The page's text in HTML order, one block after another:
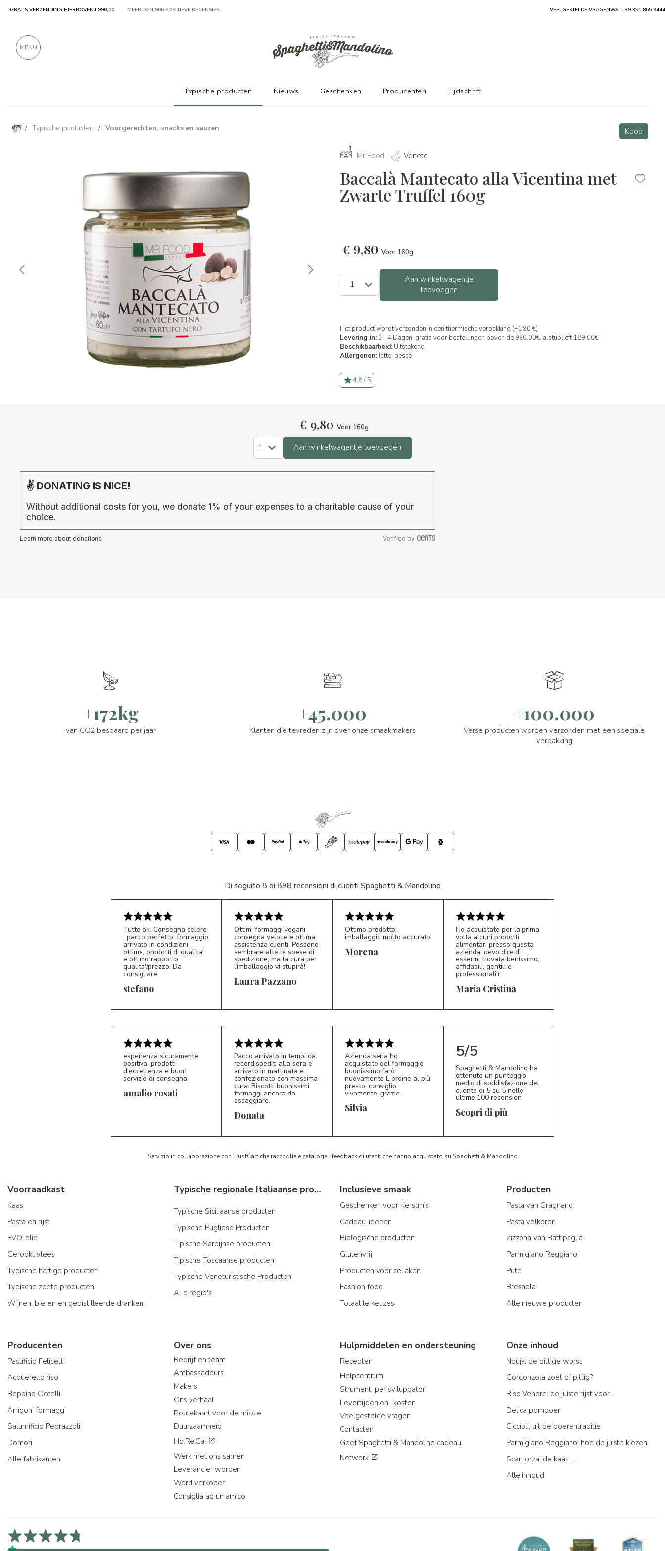
/ Typische producten / Voorgerechten, snacks en sauzen Koop
Mr Food Veneto
Baccalà Mantecato alla Vicentina met
Zwarte Truffel 160g
€ 9,80 Voor 160g
Aan winkelwagentje
toevoegen
Het product wordt verzonden in een thermische verpakking (+1.90 €)
Levering in: 2 - 4 Dagen, gratis voor bestellingen boven de 990,00€, alstublieft 189,00€
Beschikbaarheid: Uitstekend
Allergenen: latte, pesce
4.8 / 5
€ 9,80 Voor 160g
Aan winkelwagentje toevoegen
✌ DONATING IS NICE!
Without additional costs for you, we donate 1% of your expenses to a charitable cause of your
choice.
Learn more about donations Verified by
+172kg
van CO2 bespaard per jaar
+45.000
Klanten die tevreden zijn over onze smaakmakers
+100.000
Verse producten worden verzonden met een speciale
verpakking
Di seguito 8 di 898 recensioni di clienti Spaghetti & Mandolino
S*
Tutto ok. Consegna celere
, pacco perfetto, formaggio
arrivato in condizioni
ottime, prodotti di qualita'
e ottimo rapporto
qualita'/prezzo. Da
consigliare
stefano LP 5/5
Ottimi formaggi vegani,
consegna veloce e ottima
assistenza clienti. Possono
sembrare alte le spese di
spedizione, ma la cura per
l’imballaggio vi stupirà!
Laura Pazzano
Ottimo prodotto,
imballaggio molto accurato
Morena
MC 5/5
Ho acquistato per la prima
volta alcuni prodotti
alimentari presso questa
azienda, devo dire di
essermi trovata benissimo,
affidabili, gentili e
professionali.r
Maria Cristina
esperienza sicuramente
positiva, prodotti
d'eccellenza e buon
servizio di consegna
amalio rosati
D*
Pacco arrivato in tempi da
record,spediti alla sera e
arrivato in mattinata e
confezionato con massima
cura. Biscotti buonissimi
formaggi ancora da
assaggiare.
Donata S*
Azienda seria ho
acquistato del formaggio
buonissimo farò
nuovamente L ordine al più
presto, consiglio
vivamente, grazie.
Silvia
5/5
Spaghetti & Mandolino ha
ottenuto un punteggio
medio di soddisfazione del
cliente di 5 su 5 nelle
ultime 100 recensioni
Scopri di più
Servizio in collaborazione con TrustCart che raccoglie e cataloga i feedback di utenti che hanno acquistato su Spaghetti & Mandolino
Voorraadkast
Kaas
Pasta en rijst
EVO-olie
Gerookt vlees
Typische hartige producten
Typische zoete producten
Wijnen, bieren en gedistilleerde dranken
Typische regionale Italiaanse producten
Typische Siciliaanse producten
Typische Pugliese Producten
Tipische Sardijnse producten
Tipische Toscaanse producten
Typische Veneturistische Producten
Alle regio's
Inclusieve smaak
Geschenken voor Kerstmis
Cadeau-ideeën
Biologische producten
Glutenvrij
Producten voor celiaken
Fashion food
Totaal le keuzes
Producten
Pasta van Gragnano
Pasta volkoren
Zizzona van Battipaglia
Parmigiano Reggiano
Pute
Bresaola
Alle nieuwe producten
Producenten
Pastificio Felicetti
Acquerello riso
Beppino Occelli
Arrigoni formaggi
Salumificio Pedrazzoli
Domori
Alle fabrikanten
Over ons
Bedrijf en team
Ambassadeurs
Makers
Ons verhaal
Routekaart voor de missie
Duurzaamheid
Ho.Re.Ca.
Werk met ons samen
Leverancier worden
Word verkoper
Consiglia ad un amico
Hulpmiddelen en ondersteuning
Recepten
Helpcentrum
Strumenti per sviluppatori
Levertijden en -kosten
Veelgestelde vragen
Contacten
Geef Spaghetti & Mandoline cadeau
Network
Onze inhoud
Nduja: de pittige worst
Gorgonzola zoet of pittig?
Riso Venere: de juiste rijst voor...
Delica pompoen
Ciccioli, uit de boerentraditie
Parmigiano Reggiano: hoe de juiste kiezen
Scamorza: de kaas ...
Alle inhoud
GRATIS VERZENDING HIERBOVEN €990,00 ALLEEN PRODUCTEN VAN UITSTEKENDE FABRIKANTEN VEELGESTELDE VRAGENWA: +39 351 865 9444
MENU
Typische producten Nieuws Geschenken Producenten Tijdschrift